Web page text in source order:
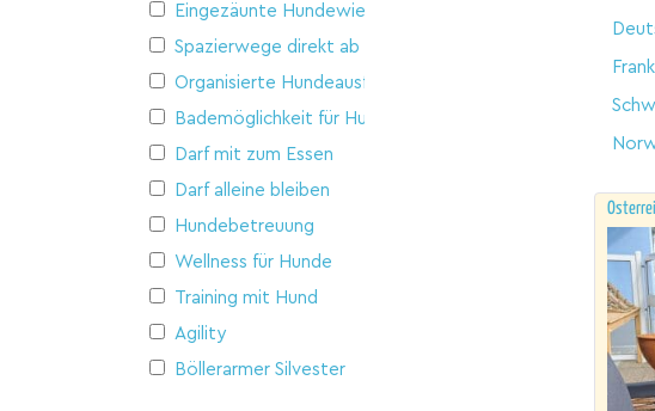
Eingezäunte Hundewiese
Spazierwege direkt ab Haus
Organisierte Hundeausflüge
Bademöglichkeit für Hunde
Darf mit zum Essen
Darf alleine bleiben
Hundebetreuung
Wellness für Hunde
Training mit Hund
Agility
Böllerarmer Silvester